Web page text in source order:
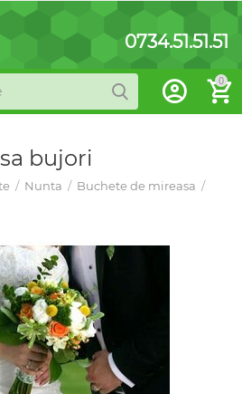
0734.51.51.51
0
bujori
/ Nunta / Buchete de mireasa /